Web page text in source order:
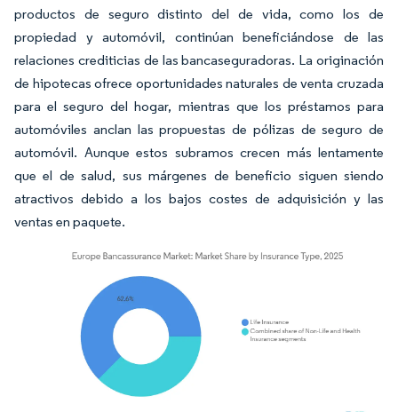
productos de seguro distinto del de vida, como los de
propiedad y automóvil, continúan beneficiándose de las
relaciones crediticias de las bancaseguradoras. La originación
de hipotecas ofrece oportunidades naturales de venta cruzada
para el seguro del hogar, mientras que los préstamos para
automóviles anclan las propuestas de pólizas de seguro de
automóvil. Aunque estos subramos crecen más lentamente
que el de salud, sus márgenes de beneficio siguen siendo
atractivos debido a los bajos costes de adquisición y las
ventas en paquete.